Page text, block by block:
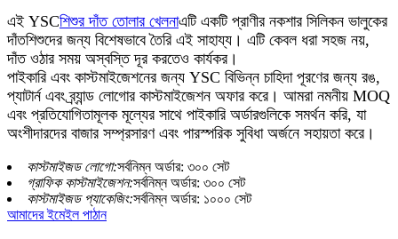
এই YSCশিশুর দাঁত তোলার খেলনাএটি একটি প্রাণীর নকশার সিলিকন ভালুকের
দাঁতশিশুদের জন্য বিশেষভাবে তৈরি এই সাহায্য। এটি কেবল ধরা সহজ নয়,
দাঁত ওঠার সময় অস্বস্তি দূর করতেও কার্যকর।
পাইকারি এবং কাস্টমাইজেশনের জন্য YSC বিভিন্ন চাহিদা পূরণের জন্য রঙ,
প্যাটার্ন এবং ব্র্যান্ড লোগোর কাস্টমাইজেশন অফার করে। আমরা নমনীয় MOQ
এবং প্রতিযোগিতামূলক মূল্যের সাথে পাইকারি অর্ডারগুলিকে সমর্থন করি, যা
অংশীদারদের বাজার সম্প্রসারণ এবং পারস্পরিক সুবিধা অর্জনে সহায়তা করে।
কাস্টমাইজড লোগো:সর্বনিম্ন অর্ডার: ৩০০ সেট
গ্রাফিক কাস্টমাইজেশন:সর্বনিম্ন অর্ডার: ৩০০ সেট
কাস্টমাইজড প্যাকেজিং:সর্বনিম্ন অর্ডার: ১০০০ সেট
আমাদের ইমেইল পাঠান